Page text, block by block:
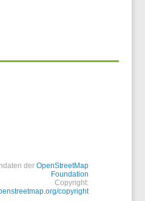
derOpenStreetMap
Foundation
Copyright:
copyright